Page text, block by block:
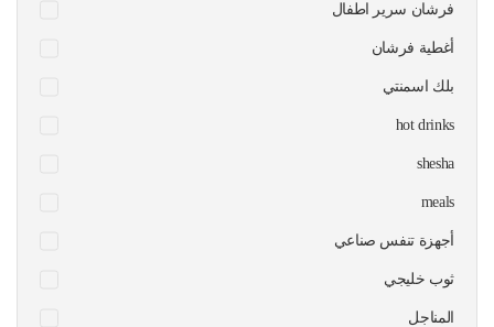
فرشان سرير اطفال
أغطية فرشان
بلك اسمنتي
hot drinks
shesha
meals
أجهزة تنفس صناعي
ثوب خليجي
المناجل